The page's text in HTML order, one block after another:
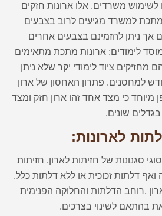
משרדים. אלו ארונות חזקים
מתכת למשרד מגיעים לרוב בצבעים
אך ניתן להזמינם בצבעים אחרים
לימודים: ארונות מתכת מתאימים
מחזיקים ציוד לימודי יקר שלא ניתן
למחסנים. פתרון האחסון של ארון
כי מצד אחד זהו ארון חזק ומצד
שונים.
לארונות:
סגנונות של חזיתות לארון. חזיתות
ואף דלתות זכוכית או ללא דלתות כלל.
,רוחב הדלתות והחלוקה הפנימית
בהתאם לשינוי בצרכים.